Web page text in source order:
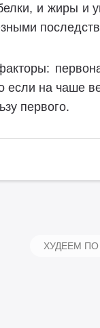
и жиры и
если на чаше
первого.
ХУДЕЕМ